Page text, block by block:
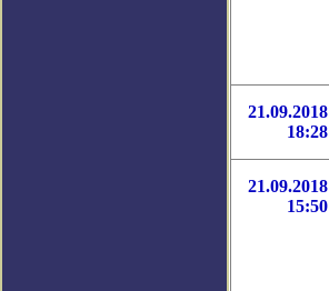
21.09.2018
18:28
21.09.2018
15:50